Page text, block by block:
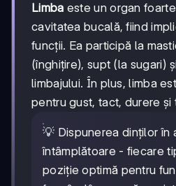
Limba este un organ
cavitatea bucală, fiind
funcții. Ea participă la
(înghițire), supt (la sugari)
limbajului. În plus, limba
pentru gust, tact, durere și
💡 Dispunerea dinților în
întâmplătoare - fiecare
poziție optimă pentru